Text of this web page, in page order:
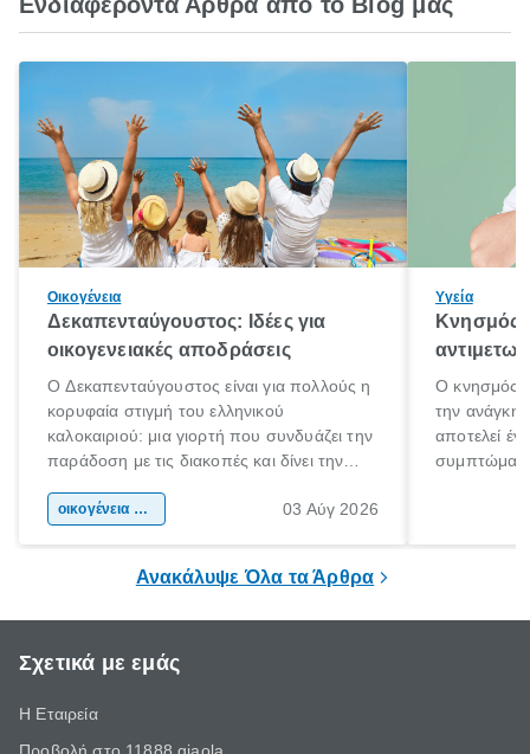
Οικογένεια
Δεκαπενταύγουστος: Ιδέες για
οικογενειακές αποδράσεις
Ο Δεκαπενταύγουστος είναι για πολλούς η
κορυφαία στιγμή του ελληνικού
καλοκαιριού: μια γιορτή που συνδυάζει την
παράδοση με τις διακοπές και δίνει την
χώρας. Είτε πρόκειται για λίγες μέρες
οικογένεια & παιδί 03 Αύγ 2026
Υγεία
Κνησμός:
Ο κνησμός
την ανάγκη
αποτελεί
Ανακάλυψε Όλα τα Άρθρα
Σχετικά με εμάς
Η Εταιρεία